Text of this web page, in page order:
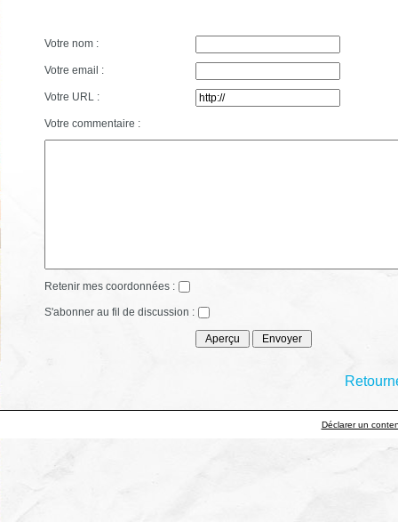
Votre nom :
Votre email :
Votre URL :
Votre commentaire :
Retenir mes coordonnées :
S'abonner au fil de discussion :
Déclarer un